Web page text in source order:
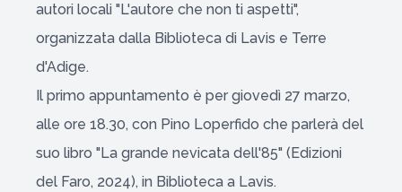
autori locali "L'autore che non ti aspetti",
organizzata dalla Biblioteca di Lavis e Terre
d'Adige.
Il primo appuntamento è per giovedì 27 marzo,
alle ore 18.30, con Pino Loperfido che parlerà del
suo libro "La grande nevicata dell'85" (Edizioni
del Faro, 2024), in Biblioteca a Lavis.